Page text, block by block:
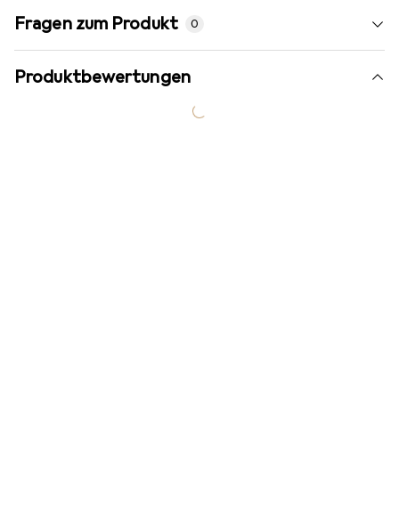
Fragen zum Produkt 0
Produktbewertungen